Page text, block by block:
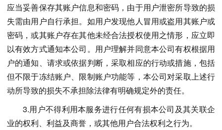
应当妥善保存其账户信息和密码，由于用户泄密所导致的损
失需由用户自行承担。如用户发现他人冒用或盗用其账户或
密码，或其账户存在其他未经合法授权使用之情形，应立即
以有效方式通知本公司。用户理解并同意本公司有权根据用
户的通知、请求或依据判断，采取相应的行动或措施，包括
但不限于冻结账户、限制账户功能等，本公司对采取上述行
动所导致的损失不承担除法律有明确规定外的责任。
3.用户不得利用本服务进行任何有损本公司及其关联企
业的权利、利益及商誉，或其他用户合法权利之行为。